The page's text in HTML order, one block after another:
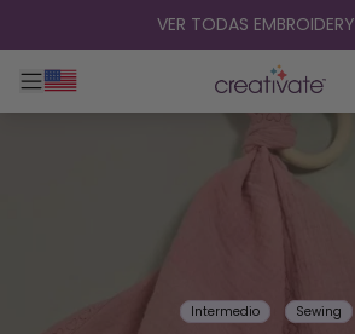
VER TODAS EMBROIDERY
Alternar navegación principal
Intermedio Sewing